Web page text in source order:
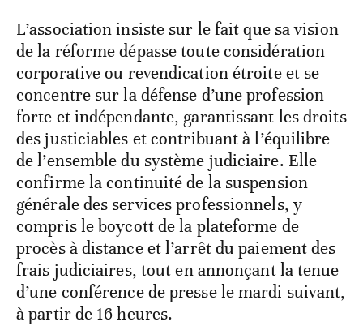
L’association insiste sur le fait que sa vision
de la réforme dépasse toute considération
corporative ou revendication étroite et se
concentre sur la défense d’une profession
forte et indépendante, garantissant les droits
des justiciables et contribuant à l’équilibre
de l’ensemble du système judiciaire. Elle
confirme la continuité de la suspension
générale des services professionnels, y
compris le boycott de la plateforme de
procès à distance et l’arrêt du paiement des
frais judiciaires, tout en annonçant la tenue
d’une conférence de presse le mardi suivant,
à partir de 16 heures.